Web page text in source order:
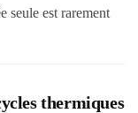
seule est rarement
thermiques